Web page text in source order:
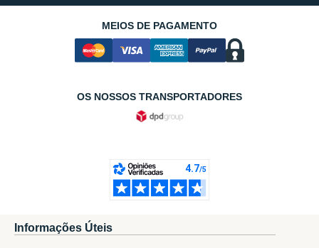
MEIOS DE PAGAMENTO
OS NOSSOS TRANSPORTADORES
Informações Úteis